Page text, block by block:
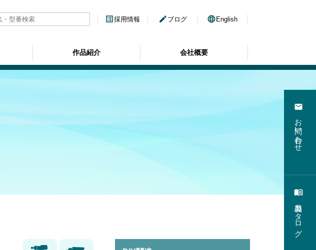
作品紹介 会社概要
list_alt採用情報 edit ブログ language English
email
お問い合わせ
menu_book
製品カタログ